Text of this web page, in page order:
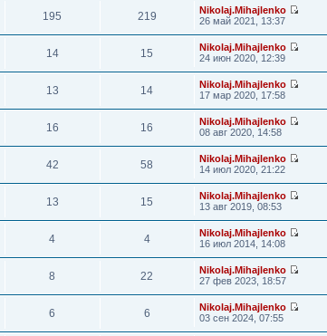
195 219
Nikolaj.Mihajlenko
26 май 2021, 13:37
14 15
Nikolaj.Mihajlenko
24 июн 2020, 12:39
13 14
Nikolaj.Mihajlenko
17 мар 2020, 17:58
16 16
Nikolaj.Mihajlenko
08 авг 2020, 14:58
42 58
Nikolaj.Mihajlenko
14 июл 2020, 21:22
13 15
Nikolaj.Mihajlenko
13 авг 2019, 08:53
4 4
Nikolaj.Mihajlenko
16 июл 2014, 14:08
8 22
Nikolaj.Mihajlenko
27 фев 2023, 18:57
6 6
Nikolaj.Mihajlenko
03 сен 2024, 07:55